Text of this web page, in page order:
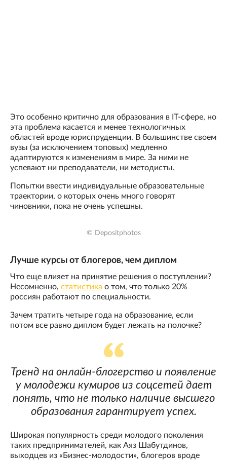
Это особенно критично для образования в IT-сфере, но
эта проблема касается и менее технологичных
областей вроде юриспруденции. В большинстве своем
вузы (за исключением топовых) медленно
адаптируются к изменениям в мире. За ними не
успевают ни преподаватели, ни методисты.
Попытки ввести индивидуальные образовательные
траектории, о которых очень много говорят
чиновники, пока не очень успешны.
© Depositphotos
Лучше курсы от блогеров, чем диплом
Что еще влияет на принятие решения о поступлении?
Несомненно, статистика о том, что только 20%
россиян работают по специальности.
Зачем тратить четыре года на образование, если
потом все равно диплом будет лежать на полочке?
Тренд на онлайн-блогерство и появление
у молодежи кумиров из соцсетей дает
понять, что не только наличие высшего
образования гарантирует успех.
Широкая популярность среди молодого поколения
таких предпринимателей, как Аяз Шабутдинов,
выходцев из «Бизнес-молодости», блогеров вроде